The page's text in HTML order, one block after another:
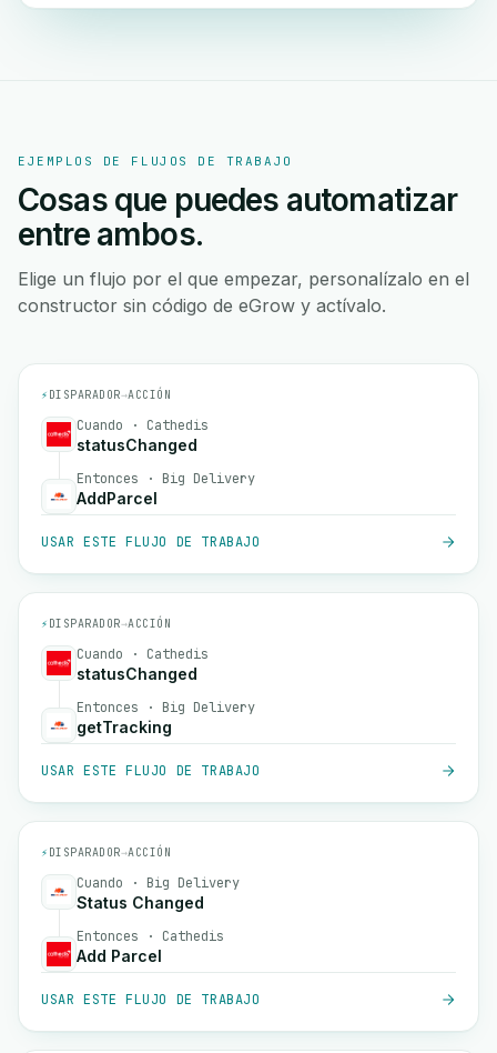
EJEMPLOS DE FLUJOS DE TRABAJO
Cosas que puedes automatizar
entre ambos.
Elige un flujo por el que empezar, personalízalo en el
constructor sin código de eGrow y actívalo.
⚡ DISPARADOR→ACCIÓN
Cuando · Cathedis
statusChanged
Entonces · Big Delivery
AddParcel
USAR ESTE FLUJO DE TRABAJO
⚡ DISPARADOR→ACCIÓN
Cuando · Cathedis
statusChanged
Entonces · Big Delivery
getTracking
USAR ESTE FLUJO DE TRABAJO
⚡ DISPARADOR→ACCIÓN
Cuando · Big Delivery
Status Changed
Entonces · Cathedis
Add Parcel
USAR ESTE FLUJO DE TRABAJO